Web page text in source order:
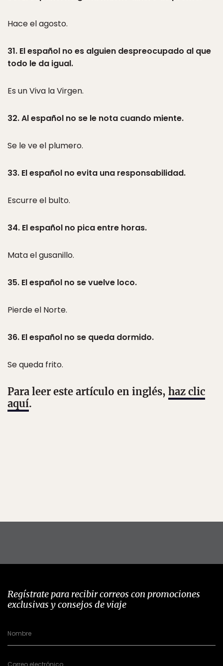
Hace el agosto.
31. El español no es alguien despreocupado al que
todo le da igual.
Es un Viva la Virgen.
32. Al español no se le nota cuando miente.
Se le ve el plumero.
33. El español no evita una responsabilidad.
Escurre el bulto.
34. El español no pica entre horas.
Mata el gusanillo.
35. El español no se vuelve loco.
Pierde el Norte.
36. El español no se queda dormido.
Se queda frito.
Para leer este artículo en inglés, haz clic
aquí.
Regístrate para recibir correos con promociones
exclusivas y consejos de viaje